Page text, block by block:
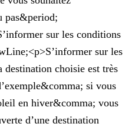
pas&period;
sur les conditions
sur les
choisie est très
si vous
en hiver&comma; vous
d’une destination